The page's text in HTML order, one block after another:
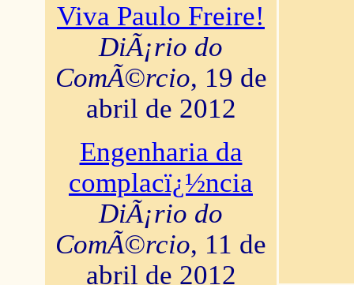
Viva Paulo Freire!
DiÃ¡rio do
ComÃ©rcio, 19 de
abril de 2012
Engenharia da
complacï¿½ncia
DiÃ¡rio do
ComÃ©rcio, 11 de
abril de 2012